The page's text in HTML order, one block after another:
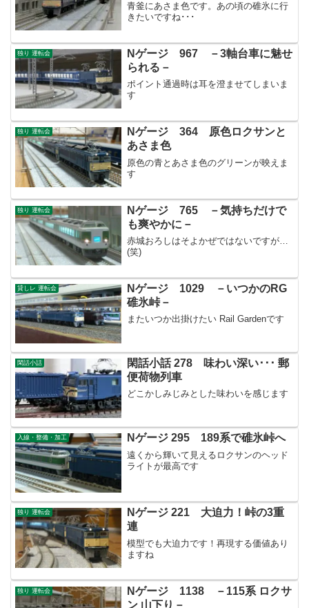
青釜にあさま色です。あの頃の碓氷に行
きたいですね･･･
独り 運転会
Nゲージ 967 －3軸台車に魅せ
られる－
ポイント通過時は耳を澄ませてしまいま
す
独り 運転会
Nゲージ 364 原色ロクサンと
あさま色
原色の青とあさま色のグリーンが映えま
す
独り 運転会
Nゲージ 765 －気持ちだけで
も爽やかに－
赤城おろしはそよかぜではないですが…
(笑)
貸しレ 運転会
Nゲージ 1029 －いつかのRG
碓氷峠－
またいつか出掛けたい Rail Gardenです
閑話小話
閑話小話 278 味わい深い･･･ 郵
便荷物列車
どこかしみじみとした味わいを感じます
入線・整備・加工 Nゲージ 295 189系で碓氷峠へ
遠くから輝いて見えるロクサンのヘッド
ライトが最高です
独り 運転会
Nゲージ 221 大迫力！峠の3重
連
模型でも大迫力です！再現する価値あり
ますね
独り 運転会
Nゲージ 1138 －115系 ロクサ
ン 山下り－